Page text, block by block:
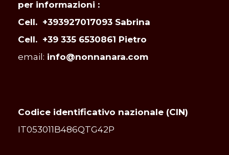
per informazioni :
Cell. +393927017093 Sabrina
Cell. +39 335 6530861 Pietro
email: info@nonnanara.com
Codice identificativo nazionale (CIN)
IT053011B486QTG42P